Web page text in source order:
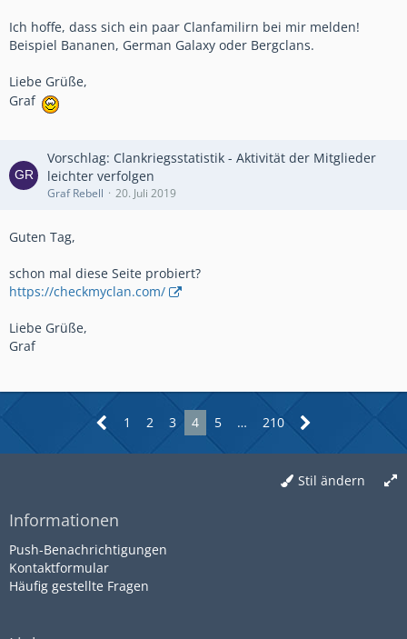
Ich hoffe, dass sich ein paar Clanfamilirn bei mir melden!
Beispiel Bananen, German Galaxy oder Bergclans.
Liebe Grüße,
Graf
Vorschlag: Clankriegsstatistik - Aktivität der Mitglieder
leichter verfolgen
Graf Rebell 20. Juli 2019
Guten Tag,
schon mal diese Seite probiert?
https://checkmyclan.com/
Liebe Grüße,
Graf
1 2 3 4 5 … 210
Stil ändern
Informationen
Push-Benachrichtigungen
Kontaktformular
Häufig gestellte Fragen